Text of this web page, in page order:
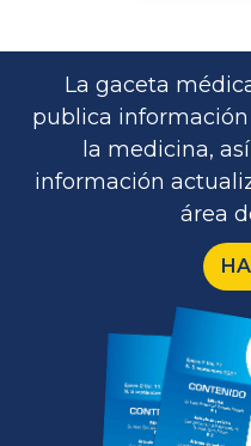
La gaceta
publica
la medicina,
información
área